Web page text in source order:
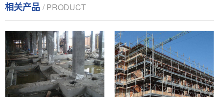
相关产品 / PRODUCT